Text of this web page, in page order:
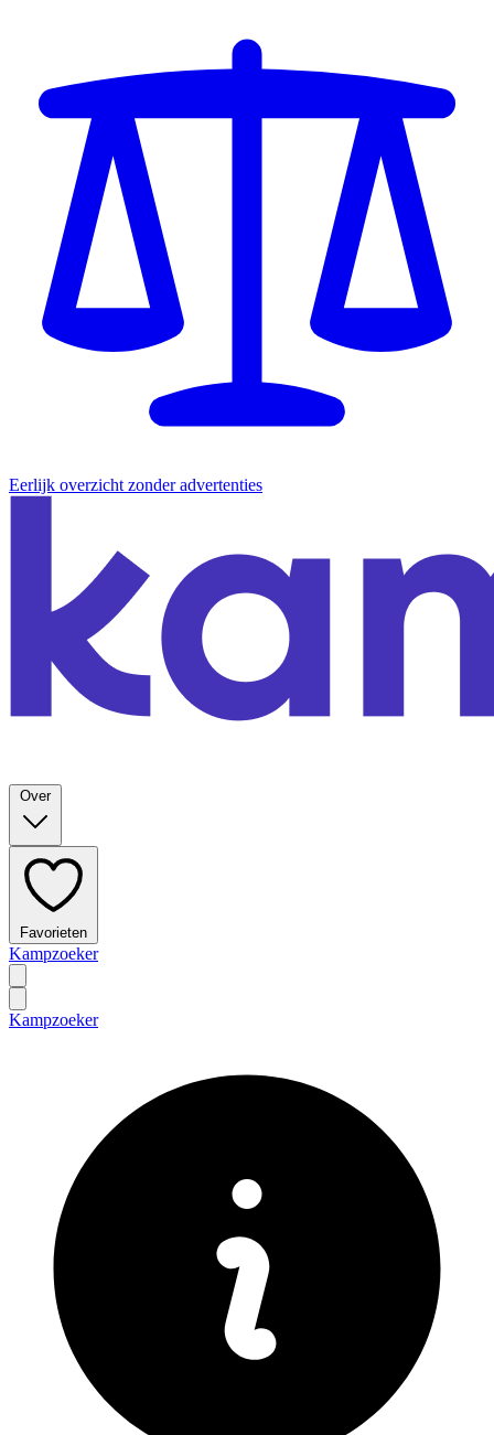
Eerlijk overzicht zonder advertenties
Over
Favorieten
Kampzoeker
Kampzoeker